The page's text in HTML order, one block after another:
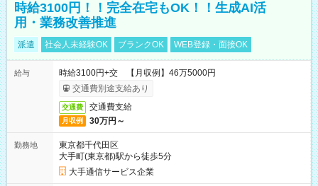
時給3100円！！完全在宅もOK！！生成AI活
用・業務改善推進
派遣 社会人未経験OK ブランクOK WEB登録・面接OK
給与
時給3100円+交 【月収例】46万5000円
交通費別途支給あり
交通費 交通費支給
月収例 30万円～
勤務地
東京都千代田区
大手町(東京都)駅から徒歩5分
大手通信サービス企業